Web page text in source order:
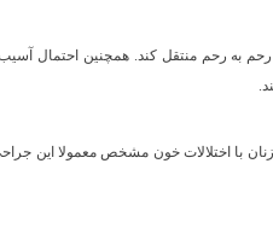
به رحم منتقل کند. همچنین احتمال آسیب
با اختلالات خون مشخص معمولا این